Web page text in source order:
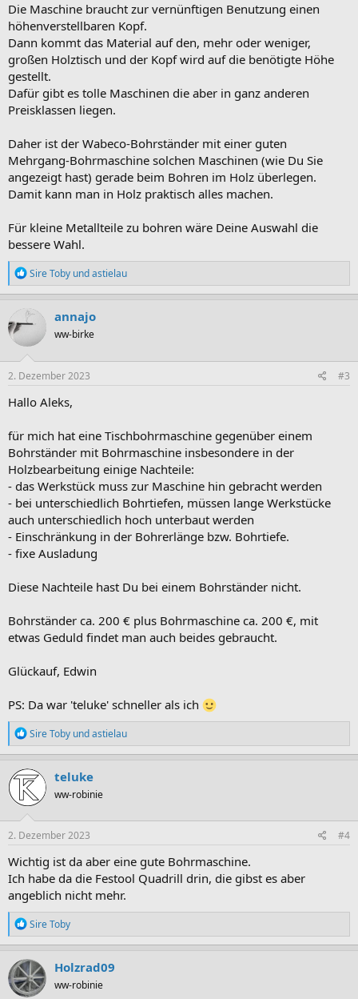
Die Maschine braucht zur vernünftigen Benutzung einen
höhenverstellbaren Kopf.
Dann kommt das Material auf den, mehr oder weniger,
großen Holztisch und der Kopf wird auf die benötigte Höhe
gestellt.
Dafür gibt es tolle Maschinen die aber in ganz anderen
Preisklassen liegen.
Daher ist der Wabeco-Bohrständer mit einer guten
Mehrgang-Bohrmaschine solchen Maschinen (wie Du Sie
angezeigt hast) gerade beim Bohren im Holz überlegen.
Damit kann man in Holz praktisch alles machen.
Für kleine Metallteile zu bohren wäre Deine Auswahl die
bessere Wahl.
R
e
a
k
t
o
n
e
:
Sire Toby undastielau
annajo
ww-birke
2. Dezember 2023 #3
Hallo Aleks,
für mich hat eine Tischbohrmaschine gegenüber einem
Bohrständer mit Bohrmaschine insbesondere in der
Holzbearbeitung einige Nachteile:
- das Werkstück muss zur Maschine hin gebracht werden
- bei unterschiedlich Bohrtiefen, müssen lange Werkstücke
auch unterschiedlich hoch unterbaut werden
- Einschränkung in der Bohrerlänge bzw. Bohrtiefe.
- fixe Ausladung
Diese Nachteile hast Du bei einem Bohrständer nicht.
Bohrständer ca. 200 € plus Bohrmaschine ca. 200 €, mit
etwas Geduld findet man auch beides gebraucht.
Glückauf, Edwin
PS: Da war 'teluke' schneller als ich
R
e
a
k
t
i
o
n
e
:
Sire Toby undastielau
teluke
ww-robinie
2. Dezember 2023 #4
Wichtig ist da aber eine gute Bohrmaschine.
Ich habe da die Festool Quadrill drin, die gibst es aber
angeblich nicht mehr.
R
e
a
k
t
i
Sire Toby
Holzrad09
ww-robinie